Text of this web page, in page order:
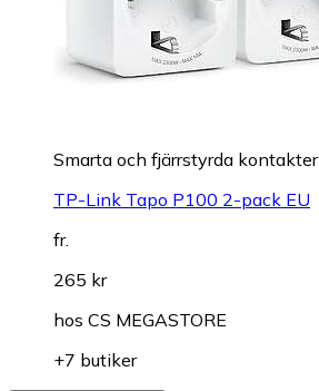
Smarta och fjärrstyrda kontakter
TP-Link Tapo P100 2-pack EU
fr.
265 kr
hos CS MEGASTORE
+7 butiker